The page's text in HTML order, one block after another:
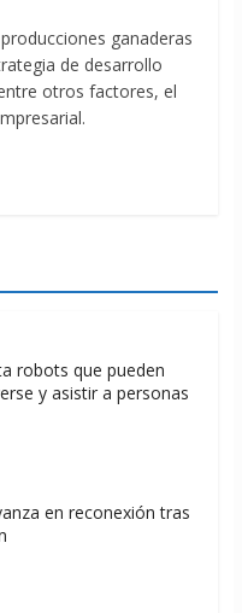
ganaderas
de desarrollo
otros factores, el
robots que pueden
y asistir a personas
en reconexión tras